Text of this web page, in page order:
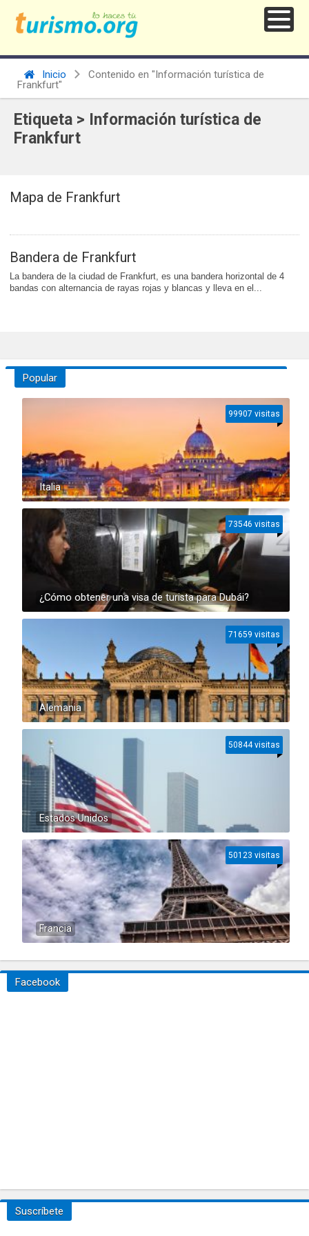
Inicio
Contenido en "Información turística de
Frankfurt"
Etiqueta > Información turística de
Frankfurt
Mapa de Frankfurt
Bandera de Frankfurt
La bandera de la ciudad de Frankfurt, es una bandera horizontal de 4
bandas con alternancia de rayas rojas y blancas y lleva en el...
Popular
Italia
99907 visitas
¿Cómo obtener una visa de turista para Dubái?
73546 visitas
Alemania
71659 visitas
Estados Unidos
50844 visitas
Francia
50123 visitas
Facebook
Suscríbete